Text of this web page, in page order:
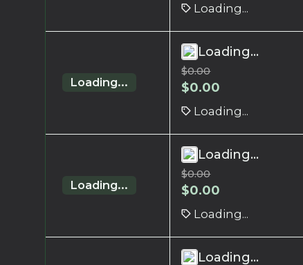
Loading...
Loading...
Loading...
$0.00
$0.00
Loading...
Loading...
Loading...
$0.00
$0.00
Loading...
Loading...